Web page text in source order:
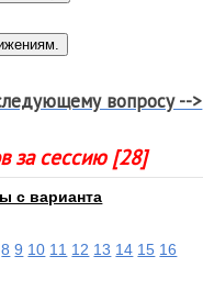
вопросу -->
за сессию [28]
с варианта
8 9 10 11 12 13 14 15 16